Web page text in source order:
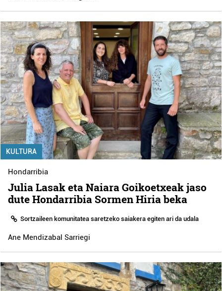
KULTURA
Hondarribia
Julia Lasak eta Naiara Goikoetxeak jaso
dute Hondarribia Sormen Hiria beka
Sortzaileen komunitatea saretzeko saiakera egiten ari da udala
Ane Mendizabal Sarriegi